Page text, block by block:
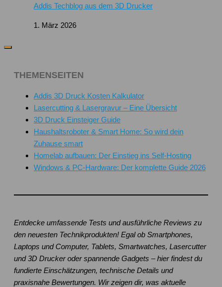
Addis Techblog aus dem 3D Drucker
1. März 2026
THEMENSEITEN
Addis 3D Druck Kosten Kalkulator
Lasercutting & Lasergravur – Eine Übersicht
3D Druck Einsteiger Guide
Haushaltsroboter & Smart Home: So wird dein
Zuhause smart
Homelab aufbauen: Der Einstieg ins Self-Hosting
Windows & PC-Hardware: Der komplette Guide 2026
Entdecke umfassende Tests und ausführliche Reviews zu
den neuesten Technikprodukten! Egal ob Smartphones,
Laptops und Computer, Tablets, Smartwatches, Lasercutter
und 3D Drucker oder spannende Gadgets – hier findest du
fundierte Einschätzungen, technische Details und
praxisnahe Bewertungen. Wir zeigen dir, was aktuelle